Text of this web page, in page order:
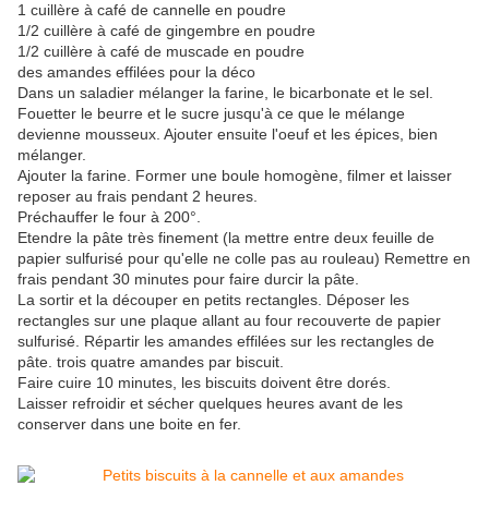
1 cuillère à café de cannelle en poudre
1/2 cuillère à café de gingembre en poudre
1/2 cuillère à café de muscade en poudre
des amandes effilées pour la déco
Dans un saladier mélanger la farine, le bicarbonate et le sel.
Fouetter le beurre et le sucre jusqu'à ce que le mélange
devienne mousseux. Ajouter ensuite l'oeuf et les épices, bien
mélanger.
Ajouter la farine. Former une boule homogène, filmer et laisser
reposer au frais pendant 2 heures.
Préchauffer le four à 200°.
Etendre la pâte très finement (la mettre entre deux feuille de
papier sulfurisé pour qu'elle ne colle pas au rouleau) Remettre en
frais pendant 30 minutes pour faire durcir la pâte.
La sortir et la découper en petits rectangles. Déposer les
rectangles sur une plaque allant au four recouverte de papier
sulfurisé. Répartir les amandes effilées sur les rectangles de
pâte. trois quatre amandes par biscuit.
Faire cuire 10 minutes, les biscuits doivent être dorés.
Laisser refroidir et sécher quelques heures avant de les
conserver dans une boite en fer.